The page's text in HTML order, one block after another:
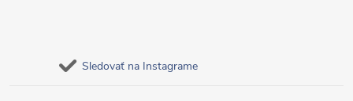
Sledovať na Instagrame